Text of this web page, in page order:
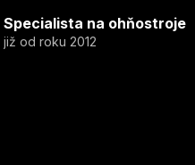
Specialista na ohňostroje
již od roku 2012